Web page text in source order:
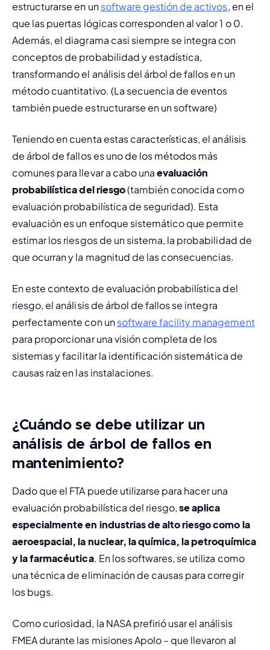
estructurarse en un software gestión de activos, en el
que las puertas lógicas corresponden al valor 1 o 0.
Además, el diagrama casi siempre se integra con
conceptos de probabilidad y estadística,
transformando el análisis del árbol de fallos en un
método cuantitativo. (La secuencia de eventos
también puede estructurarse en un software)
Teniendo en cuenta estas características, el análisis
de árbol de fallos es uno de los métodos más
comunes para llevar a cabo una evaluación
probabilística del riesgo (también conocida como
evaluación probabilística de seguridad). Esta
evaluación es un enfoque sistemático que permite
estimar los riesgos de un sistema, la probabilidad de
que ocurran y la magnitud de las consecuencias.
En este contexto de evaluación probabilística del
riesgo, el análisis de árbol de fallos se integra
perfectamente con un software facility management
para proporcionar una visión completa de los
sistemas y facilitar la identificación sistemática de
causas raíz en las instalaciones.
¿Cuándo se debe utilizar un
análisis de árbol de fallos en
mantenimiento?
Dado que el FTA puede utilizarse para hacer una
evaluación probabilística del riesgo, se aplica
especialmente en industrias de alto riesgo como la
aeroespacial, la nuclear, la química, la petroquímica
y la farmacéutica. En los softwares, se utiliza como
una técnica de eliminación de causas para corregir
los bugs.
Como curiosidad, la NASA prefirió usar el análisis
FMEA durante las misiones Apolo – que llevaron al